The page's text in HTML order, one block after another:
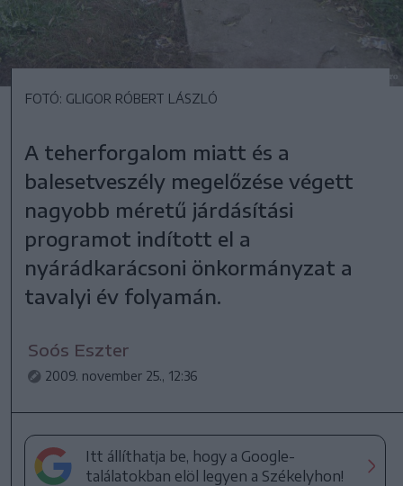
FOTÓ: GLIGOR RÓBERT LÁSZLÓ
A teherforgalom miatt és a
balesetveszély megelőzése végett
nagyobb méretű járdásítási
programot indított el a
nyárádkarácsoni önkormányzat a
tavalyi év folyamán.
Soós Eszter
2009. november 25., 12:36
Itt állíthatja be, hogy a Google-
találatokban elöl legyen a Székelyhon!